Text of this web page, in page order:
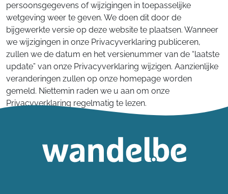
persoonsgegevens of wijzigingen in toepasselijke
wetgeving weer te geven. We doen dit door de
bijgewerkte versie op deze website te plaatsen. Wanneer
we wijzigingen in onze Privacyverklaring publiceren,
zullen we de datum en het versienummer van de “laatste
update” van onze Privacyverklaring wijzigen. Aanzienlijke
veranderingen zullen op onze homepage worden
gemeld. Niettemin raden we u aan om onze
Privacyverklaring regelmatig te lezen.